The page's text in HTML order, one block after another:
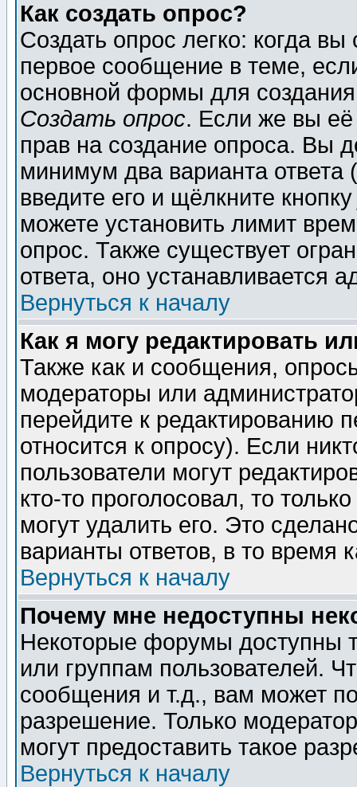
Как создать опрос?
Создать опрос легко: когда
первое сообщение в теме,
основной формы для
Создать опрос. Если же вы её
прав на создание опроса. Вы
минимум два варианта ответа
введите его и щёлкните
можете установить лимит
опрос. Также существует
ответа, оно устанавливается
Вернуться к началу
Как я могу редактировать
Также как и сообщения,
модераторы или
перейдите к редактированию
относится к опросу). Если
пользователи могут
кто-то проголосовал, то
могут удалить его. Это
варианты ответов, в то время
Вернуться к началу
Почему мне недоступны
Некоторые форумы доступны
или группам пользователей.
сообщения и т.д., вам может
разрешение. Только
могут предоставить такое
Вернуться к началу